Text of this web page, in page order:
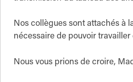
Nos collègues sont attachés à
nécessaire de pouvoir
Nous vous prions de croire,